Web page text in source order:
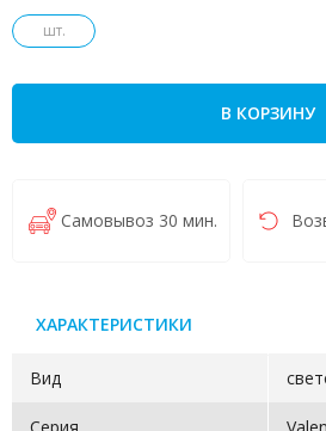
шт.
В КОРЗИНУ
Самовывоз 30 мин.
ХАРАКТЕРИСТИКИ
Вид